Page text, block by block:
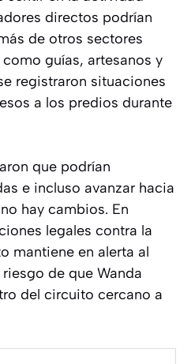
directos podrían
de otros sectores
guías, artesanos y
registraron situaciones
a los predios durante
que podrían
e incluso avanzar hacia
hay cambios. En
legales contra la
mantiene en alerta al
de que Wanda
del circuito cercano a